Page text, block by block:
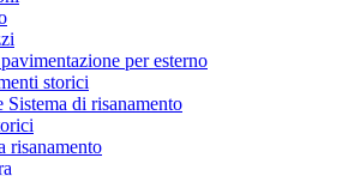
per esterno
storici
Sistema di risanamento
risanamento